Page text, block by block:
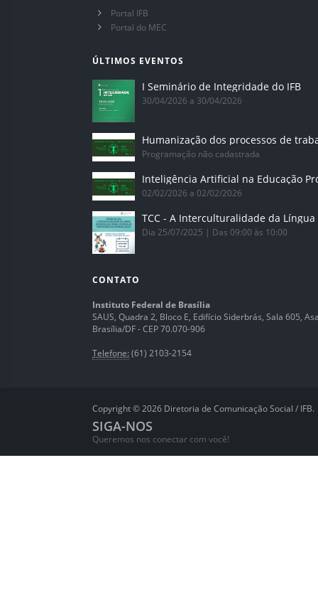
Portal IFB
Portal do MEC
ÚLTIMOS EVENTOS
I Seminário de Integridade do IFB
30/04/2026 a 30/04/2026
Humanização dos processos de
Programação não cadastrada
02/02/2026 a 02/02/2026
Dia 25/07/2025 | Das 09:00 às 10:00
CONTATO
Instituto Federal de Brasília
SAUS, Quadra 2, Bloco E, Edifício Siderbrás, Sala 605,
Brasília/DF - CEP 70.070-906
Telefone: (61) 2103-2154
Copyright © 2026 Diretoria de Comunicação Social / IFB.
SIGA-NOS
Queremos nos conectar com você!